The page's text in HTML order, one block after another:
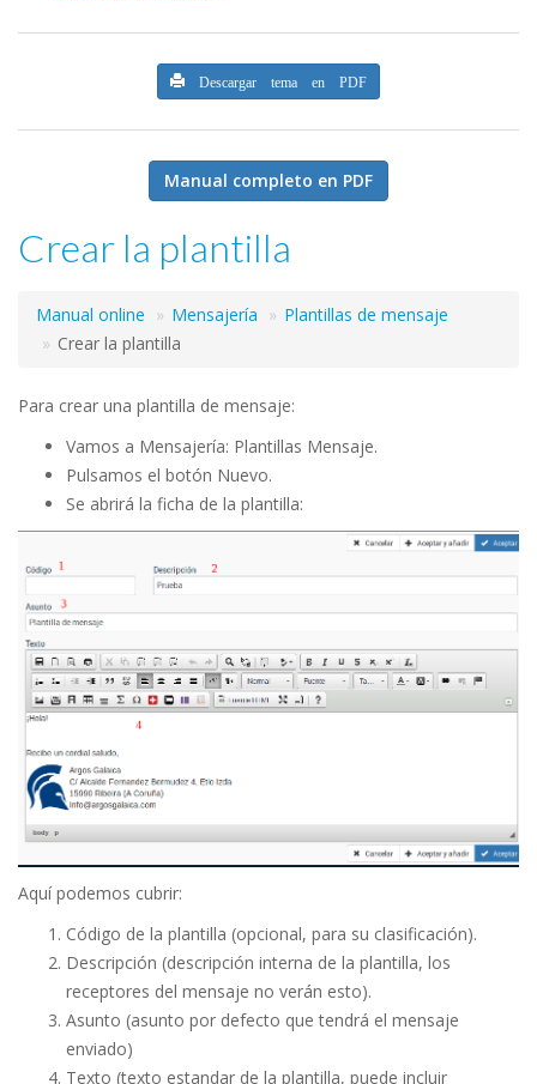
Descargar tema en PDF
Manual completo en PDF
Crear la plantilla
Manual online Mensajería
Plantillas de mensaje
Crear la plantilla
Para crear una plantilla de mensaje:
Vamos a Mensajería: Plantillas Mensaje.
Pulsamos el botón Nuevo.
Se abrirá la ficha de la plantilla:
Aquí podemos cubrir:
Código de la plantilla (opcional, para su clasificación).
Descripción (descripción interna de la plantilla, los
receptores del mensaje no verán esto).
Asunto (asunto por defecto que tendrá el mensaje
enviado)
Texto (texto estandar de la plantilla, puede incluir